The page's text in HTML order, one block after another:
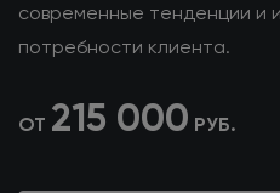
современные тенденции и
потребности клиента.
ОТ 215 000 РУБ.